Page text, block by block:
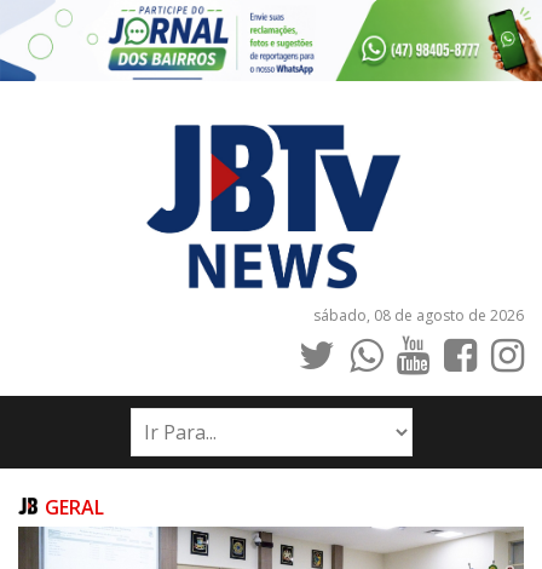
sábado, 08 de agosto de 2026
INÍCIO
NOTÍCIAS
PUBLICAÇÕES LEGAIS
GERAL